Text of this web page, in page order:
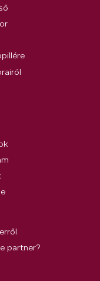
partner?